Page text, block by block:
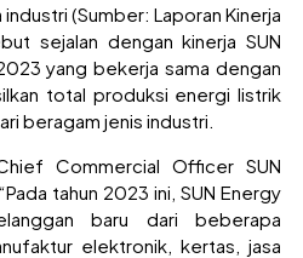
(Sumber: Laporan Kinerja
sejalan dengan kinerja SUN
yang bekerja sama dengan
total produksi energi listrik
beragam jenis industri.
Commercial Officer SUN
tahun 2023 ini, SUN Energy
baru dari beberapa
elektronik, kertas, jasa